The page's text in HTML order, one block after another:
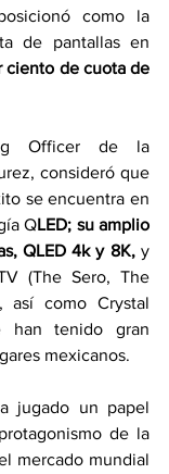
como la
de pantallas en
ciento de cuota de
Officer de la
consideró que
se encuentra en
QLED; su amplio
QLED 4k y 8K, y
(The Sero, The
así como Crystal
han tenido gran
mexicanos.
jugado un papel
de la
mercado mundial